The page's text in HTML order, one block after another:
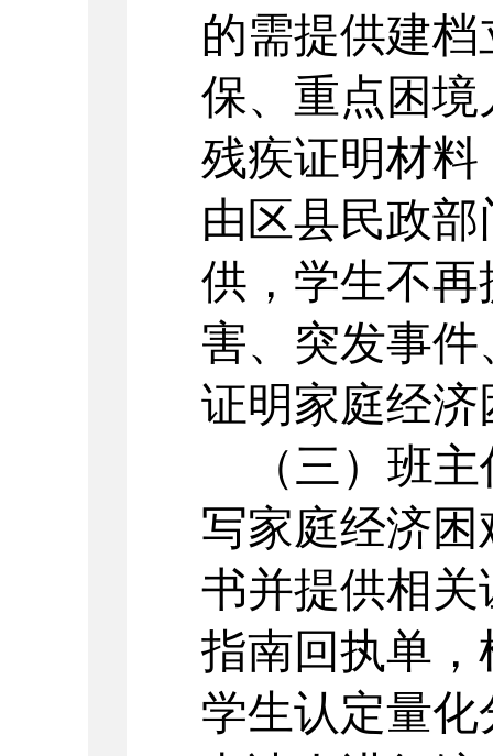
的需提供建
保、重点困
残疾证明材
由区县民政
供，学生不
害、突发事
证明家庭经
（三）班
写家庭经济
书并提供相关
指南回执单
学生认定量